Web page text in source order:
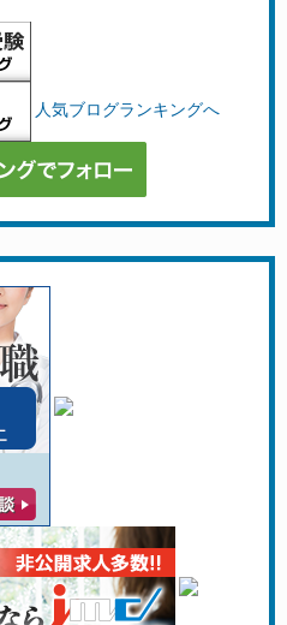
人気ブログランキングへ